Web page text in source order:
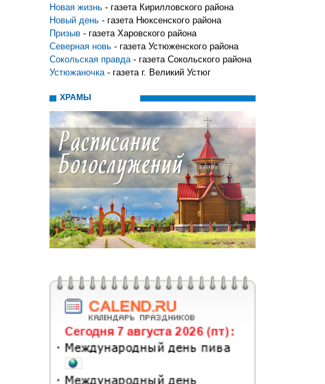
Новая жизнь - газета Кирилловского района
Новый день - газета Нюксенского района
Призыв - газета Харовского района
Северная новь - газета Устюженского района
Сокольская правда - газета Сокольского района
Устюжаночка - газета г. Великий Устюг
ХРАМЫ